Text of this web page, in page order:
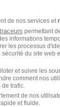
de nos services et
permettant
informations
les processus
du site web
et suivre les
comment nos
trafic.
de nos
et fluide.